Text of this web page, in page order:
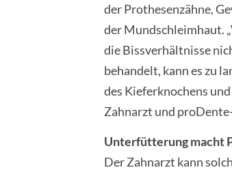
der Prothesenzähne,
der Mundschleimhaut.
die Bissverhältnisse
behandelt, kann es zu
des Kieferknochens
Zahnarzt und
Unterfütterung macht
Der Zahnarzt kann